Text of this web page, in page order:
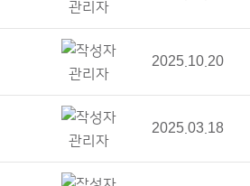
관리자
관리자
2025.10.20
관리자
2025.03.18